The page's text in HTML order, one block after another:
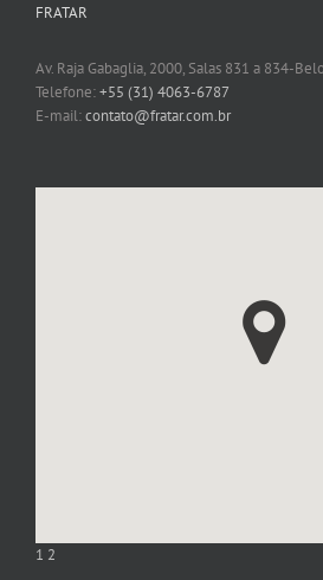
FRATAR
Av. Raja Gabaglia, 2000, Salas 831 a 834-
Telefone:+55 (31) 4063-6787
E-mail:contato@fratar.com.br
1 2